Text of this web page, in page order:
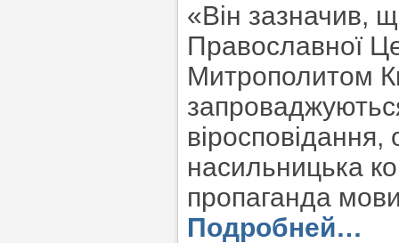
«Він зазначив,
Православної
Митрополитом
насильницька
пропаганда
Подробней…